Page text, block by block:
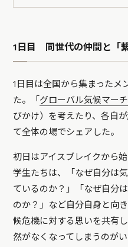
1日目 同世代の仲間と「繋
1日目は全国から集まったメ
た。「 グローバル気候マーチ
びかけ）を考えたり、各自
て全体の場でシェアした。
初日はアイスブレイクから
学生たちは、「なぜ自分は
ているのか？」「なぜ自分
のか？」など自分自身と向
候危機に対する思いを共有
然がなくなってしまうのが